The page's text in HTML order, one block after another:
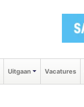
Uitgaan Vacatures